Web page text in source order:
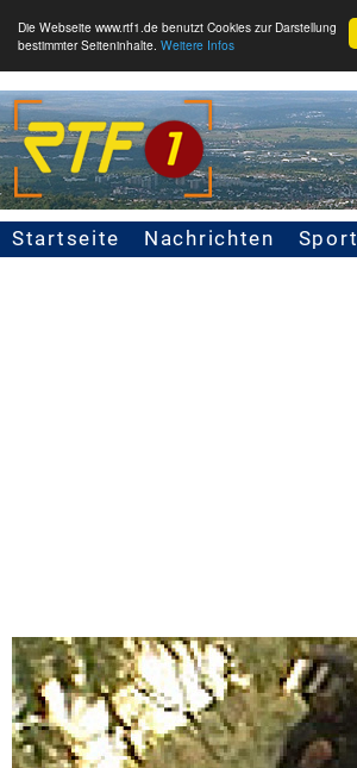
Die Webseite www.rtf1.de benutzt Cookies zur Darstellung
bestimmter Seiteninhalte. Weitere Infos
Seitennavigation
Startseite Nachrichten Sport